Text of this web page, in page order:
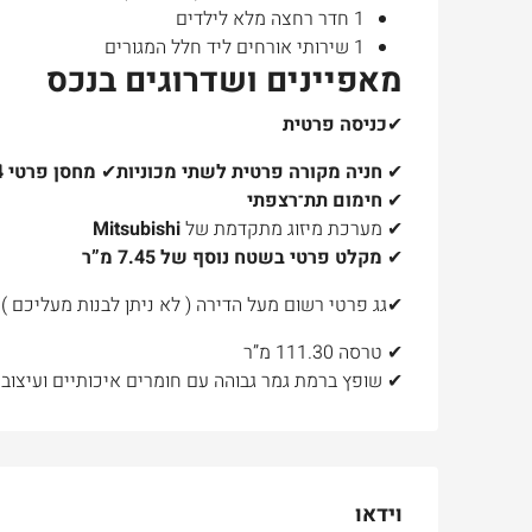
1 חדר רחצה מלא לילדים
1 שירותי אורחים ליד חלל המגורים
מאפיינים ושדרוגים בנכס
✔כניסה פרטית
✔ חניה מקורה פרטית לשתי מכוניות✔ מחסן פרטי 6.64מ”ר
✔ חימום תת־רצפתי
✔ מערכת מיזוג מתקדמת שלMitsubishi
✔ מקלט פרטי בשטח נוסף של 7.45 מ”ר
✔גג פרטי רשום מעל הדירה ( לא ניתן לבנות מעליכם ) בשטח
✔ טרסה 111.30 מ”ר
✔ שופץ ברמת גמר גבוהה עם חומרים איכותיים
וידאו
בטלביה
דירה